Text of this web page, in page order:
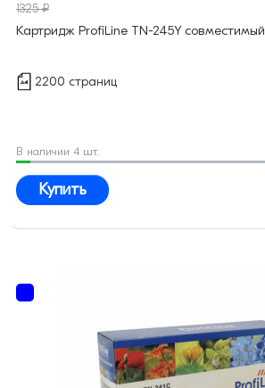
1325 ₽
Картридж ProfiLine TN-245Y совместимый
2200 страниц
В наличии 4 шт.
Купить